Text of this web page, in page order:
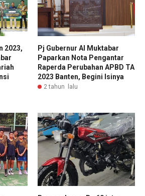
2023,
Pj Gubernur Al Muktabar
Paparkan Nota Pengantar
Raperda Perubahan APBD TA
2023 Banten, Begini Isinya
2 tahun lalu